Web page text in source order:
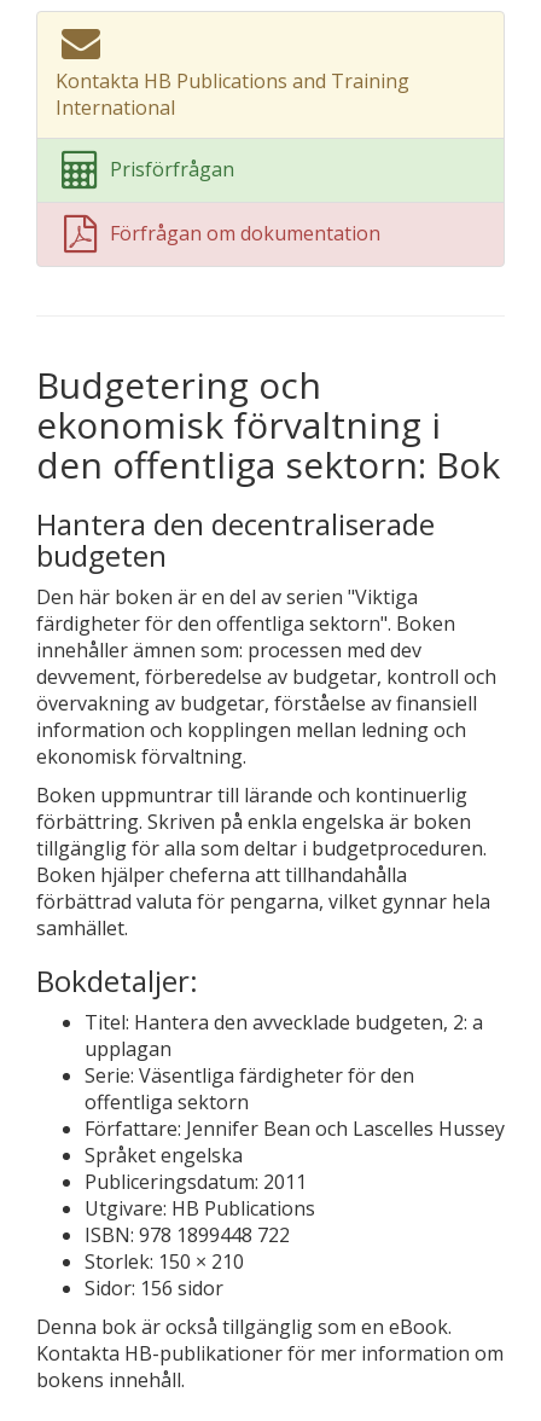
Kontakta HB Publications and Training
International
Prisförfrågan
Förfrågan om dokumentation
Budgetering och
ekonomisk förvaltning i
den offentliga sektorn: Bok
Hantera den decentraliserade
budgeten
Den här boken är en del av serien "Viktiga
färdigheter för den offentliga sektorn". Boken
innehåller ämnen som: processen med dev
devvement, förberedelse av budgetar, kontroll och
övervakning av budgetar, förståelse av finansiell
information och kopplingen mellan ledning och
ekonomisk förvaltning.
Boken uppmuntrar till lärande och kontinuerlig
förbättring. Skriven på enkla engelska är boken
tillgänglig för alla som deltar i budgetproceduren.
Boken hjälper cheferna att tillhandahålla
förbättrad valuta för pengarna, vilket gynnar hela
samhället.
Bokdetaljer:
Titel: Hantera den avvecklade budgeten, 2: a
upplagan
Serie: Väsentliga färdigheter för den
offentliga sektorn
Författare: Jennifer Bean och Lascelles Hussey
Språket engelska
Publiceringsdatum: 2011
Utgivare: HB Publications
ISBN: 978 1899448 722
Storlek: 150 × 210
Sidor: 156 sidor
Denna bok är också tillgänglig som en eBook.
Kontakta HB-publikationer för mer information om
bokens innehåll.